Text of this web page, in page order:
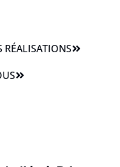
RÉALISATIONS